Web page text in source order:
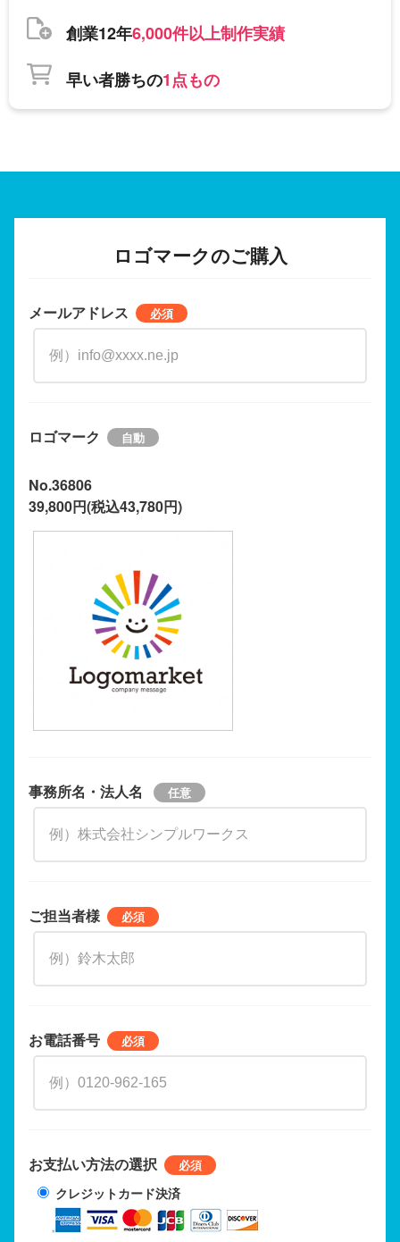
創業12年6,000件以上制作実績
早い者勝ちの1点もの
ロゴマークのご購入
メールアドレス
ロゴマーク
No.36806
39,800円(税込43,780円)
事務所名・法人名
ご担当者様
お電話番号
お支払い方法の選択
クレジットカード決済